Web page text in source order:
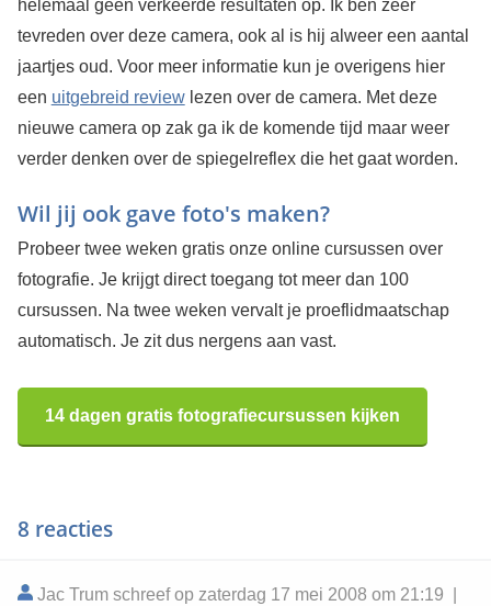
helemaal geen verkeerde resultaten op. Ik ben zeer
tevreden over deze camera, ook al is hij alweer een aantal
jaartjes oud. Voor meer informatie kun je overigens hier
een uitgebreid reviewlezen over de camera. Met deze
nieuwe camera op zak ga ik de komende tijd maar weer
verder denken over de spiegelreflex die het gaat worden.
Wil jij ook gave foto's maken?
Probeer twee weken gratis onze online cursussen over
fotografie. Je krijgt direct toegang tot meer dan 100
cursussen. Na twee weken vervalt je proeflidmaatschap
automatisch. Je zit dus nergens aan vast.
14 dagen gratis fotografiecursussen kijken
8 reacties
Jac Trum schreef op zaterdag 17 mei 2008 om 21:19 |